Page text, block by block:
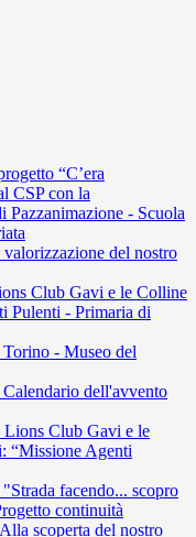
“C’era
CSP con la
Pazzanimazione - Scuola
del nostro
Club Gavi e le Colline
Pulenti - Primaria di
- Museo del
dell'avvento
Lions Club Gavi e le
“Missione Agenti
facendo... scopro
continuità
scoperta del nostro